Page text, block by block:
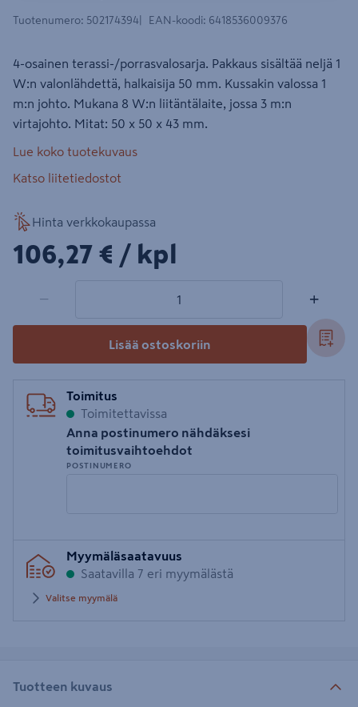
Tuotenumero: 502174394 EAN-koodi: 6418536009376
4-osainen terassi-/porrasvalosarja. Pakkaus sisältää neljä 1
W:n valonlähdettä, halkaisija 50 mm. Kussakin valossa 1
m:n johto. Mukana 8 W:n liitäntälaite, jossa 3 m:n
virtajohto. Mitat: 50 x 50 x 43 mm.
Lue koko tuotekuvaus
Katso liitetiedostot
Hinta verkkokaupassa
106,27€/kpl
106,27 € / kpl
− +
Lisää ostoskoriin
Toimitus
Toimitettavissa
Anna postinumero nähdäksesi
toimitusvaihtoehdot
POSTINUMERO
postinumero
Myymäläsaatavuus
Saatavilla 7 eri myymälästä
Valitse myymälä
Tuotteen kuvaus